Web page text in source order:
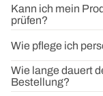
Kann ich mein
prüfen?
Wie pflege ich
Wie lange dauert
Bestellung?